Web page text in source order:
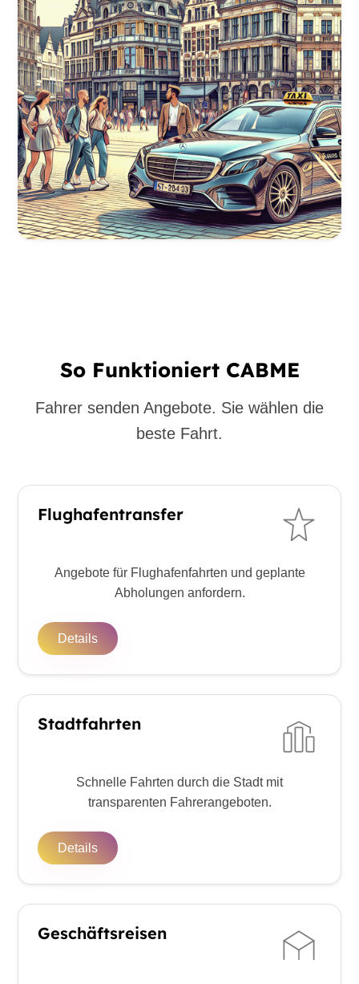
So Funktioniert CABME
Fahrer senden Angebote. Sie wählen die
beste Fahrt.
Flughafentransfer
Angebote für Flughafenfahrten und geplante
Abholungen anfordern.
Details
Stadtfahrten
Schnelle Fahrten durch die Stadt mit
transparenten Fahrerangeboten.
Details
Geschäftsreisen